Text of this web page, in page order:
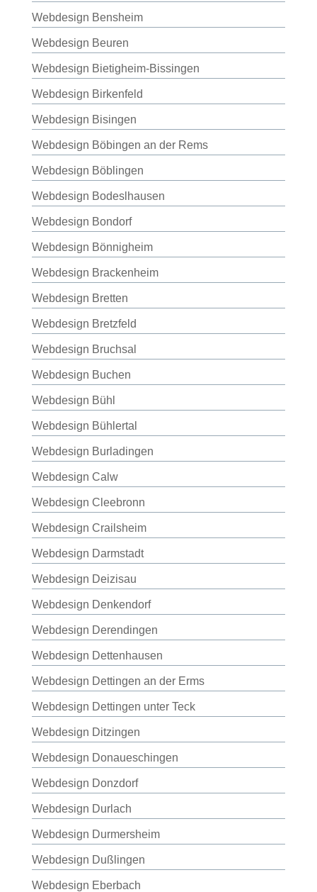
Webdesign Bensheim
Webdesign Beuren
Webdesign Bietigheim-Bissingen
Webdesign Birkenfeld
Webdesign Bisingen
Webdesign Böbingen an der Rems
Webdesign Böblingen
Webdesign Bodeslhausen
Webdesign Bondorf
Webdesign Bönnigheim
Webdesign Brackenheim
Webdesign Bretten
Webdesign Bretzfeld
Webdesign Bruchsal
Webdesign Buchen
Webdesign Bühl
Webdesign Bühlertal
Webdesign Burladingen
Webdesign Calw
Webdesign Cleebronn
Webdesign Crailsheim
Webdesign Darmstadt
Webdesign Deizisau
Webdesign Denkendorf
Webdesign Derendingen
Webdesign Dettenhausen
Webdesign Dettingen an der Erms
Webdesign Dettingen unter Teck
Webdesign Ditzingen
Webdesign Donaueschingen
Webdesign Donzdorf
Webdesign Durlach
Webdesign Durmersheim
Webdesign Dußlingen
Webdesign Eberbach